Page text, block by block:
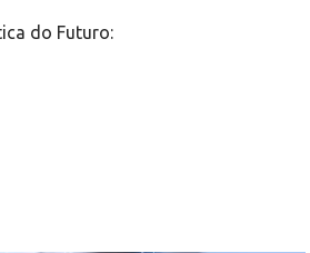
do Futuro: